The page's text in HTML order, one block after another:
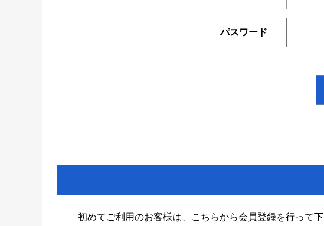
パスワード
初めてご利用のお客様は、こちらから会員登録を行って下